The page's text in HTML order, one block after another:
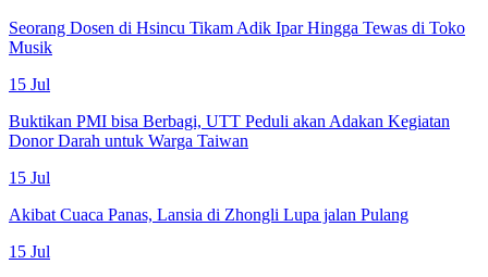
Seorang Dosen di Hsincu Tikam Adik Ipar Hingga Tewas di Toko
Musik
15 Jul
Buktikan PMI bisa Berbagi, UTT Peduli akan Adakan Kegiatan
Donor Darah untuk Warga Taiwan
15 Jul
Akibat Cuaca Panas, Lansia di Zhongli Lupa jalan Pulang
15 Jul